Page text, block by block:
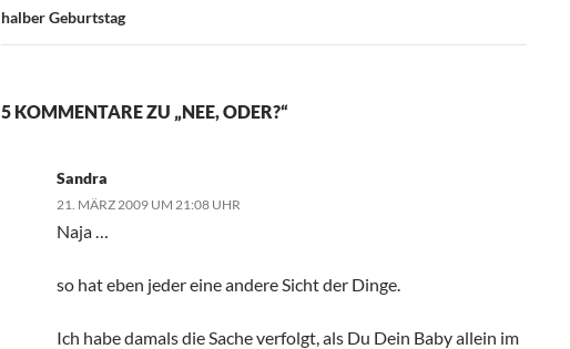
halber Geburtstag
5 KOMMENTARE ZU „NEE, ODER?“
Sandra
21. MÄRZ 2009 UM 21:08 UHR
Naja …
so hat eben jeder eine andere Sicht der Dinge.
Ich habe damals die Sache verfolgt, als Du Dein Baby allein im